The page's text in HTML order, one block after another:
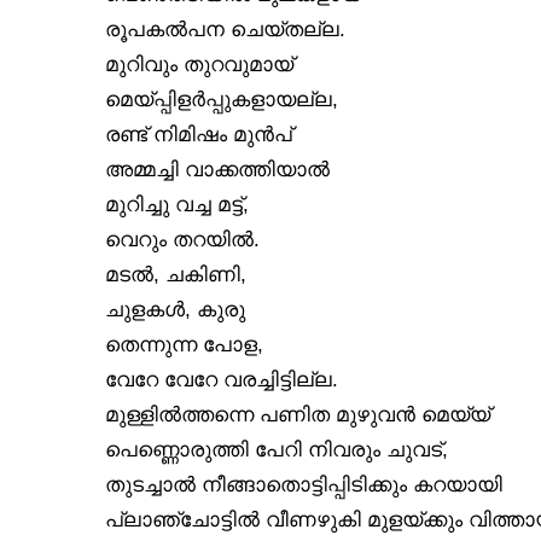
രൂപകൽപന ചെയ്തല്ല.
മുറിവും തുറവുമായ്
മെയ്പ്പിളർപ്പുകളായല്ല,
രണ്ട് നിമിഷം മുൻപ്
അമ്മച്ചി വാക്കത്തിയാൽ
മുറിച്ചു വച്ച മട്ട്,
വെറും തറയിൽ.
മടൽ, ചകിണി,
ചുളകൾ, കുരു
തെന്നുന്ന പോള,
വേറേ വേറേ വരച്ചിട്ടില്ല.
മുള്ളിൽത്തന്നെ പണിത മുഴുവൻ മെയ്യ്
പെണ്ണൊരുത്തി പേറി നിവരും ചുവട്,
തുടച്ചാൽ നീങ്ങാതൊട്ടിപ്പിടിക്കും കറയായി
പ്ലാഞ്ചോട്ടിൽ വീണഴുകി മുളയ്ക്കും